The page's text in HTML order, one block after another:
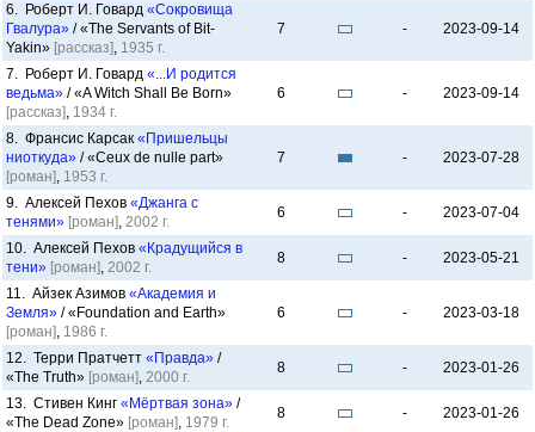
6. Роберт И. Говард «Сокровища
Гвалура» / «The Servants of Bit-
Yakin» [рассказ], 1935 г.
7 - 2023-09-14
7. Роберт И. Говард «...И родится
ведьма» / «A Witch Shall Be Born»
[рассказ], 1934 г.
6 - 2023-09-14
8. Франсис Карсак «Пришельцы
ниоткуда» / «Ceux de nulle part»
[роман], 1953 г.
7 - 2023-07-28
9. Алексей Пехов «Джанга с
тенями» [роман], 2002 г.
6 - 2023-07-04
10. Алексей Пехов «Крадущийся в
тени» [роман], 2002 г.
8 - 2023-05-21
11. Айзек Азимов «Академия и
Земля» / «Foundation and Earth»
[роман], 1986 г.
6 - 2023-03-18
12. Терри Пратчетт «Правда» /
«The Truth» [роман], 2000 г.
8 - 2023-01-26
13. Стивен Кинг «Мёртвая зона» /
«The Dead Zone» [роман], 1979 г.
8 - 2023-01-26